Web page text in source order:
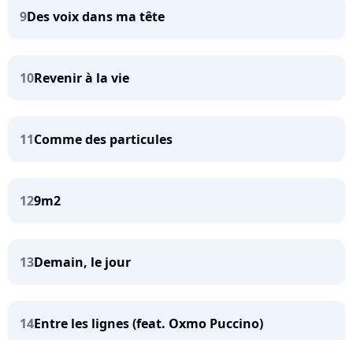
9Des voix dans ma tête
10Revenir à la vie
11Comme des particules
129m2
13Demain, le jour
14Entre les lignes (feat. Oxmo Puccino)